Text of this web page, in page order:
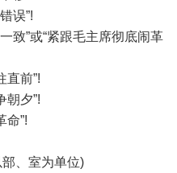
误”!
”或“紧跟毛主席彻底闹革
前”!
夕”!
”!
、室为单位)